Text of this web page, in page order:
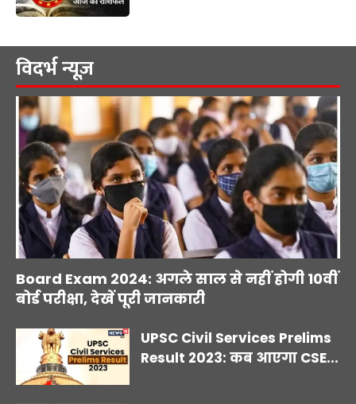
विदर्भ न्यूज़
Board Exam 2024: अगले साल से नहीं होगी 10वीं
बोर्ड परीक्षा, देखें पूरी जानकारी
UPSC Civil Services Prelims
Result 2023: कब आएगा CSE...